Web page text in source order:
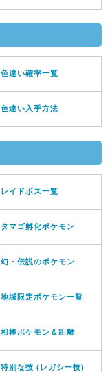
色違い確率一覧
色違い入手方法
レイドボス一覧
タマゴ孵化ポケモン
幻・伝説のポケモン
地域限定ポケモン一覧
相棒ポケモン＆距離
特別な技 (レガシー技)